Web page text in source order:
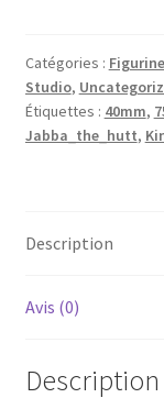
King
Slug
de
65mm
Catégories :
Studio,
Étiquettes : 40mm,
Jabba_the_hutt,
Description
Avis (0)
Description